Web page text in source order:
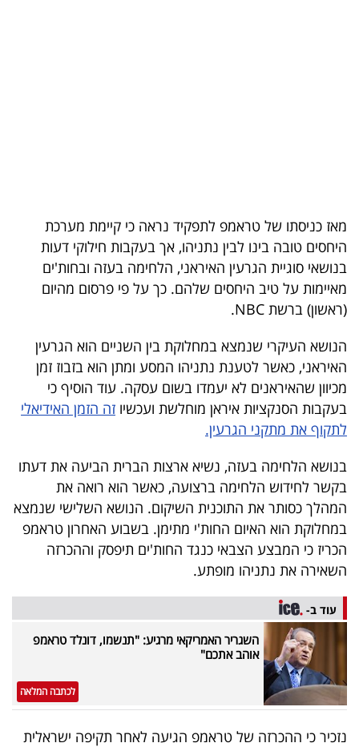
5
המילון
הכלכלי
פודקאסט
40
UNDER
40
שיתופי
פעולה
דרושים
ניוזלטרים
מייל
אדום
מאז כניסתו של טראמפ לתפקיד נראה כי קיימת מערכת
היחסים טובה בינו לבין נתניהו, אך בעקבות חילוקי דעות
בנושאי סוגיית הגרעין האיראני, הלחימה בעזה ובחות'ים
מאיימות על טיב היחסים שלהם. כך על פי פרסום מהיום
(ראשון) ברשת NBC.
הנושא העיקרי שנמצא במחלוקת בין השניים הוא הגרעין
האיראני, כאשר לטענת נתניהו המסע ומתן הוא בזבוז זמן
מכיוון שהאיראנים לא יעמדו בשום עסקה. עוד הוסיף כי
בעקבות הסנקציות איראן מוחלשת ועכשיו זה הזמן האידיאלי
לתקוף את מתקני הגרעין.
בנושא הלחימה בעזה, נשיא ארצות הברית הביעה את דעתו
בקשר לחידוש הלחימה ברצועה, כאשר הוא רואה את
המהלך כסותר את התוכנית השיקום. הנושא השלישי שנמצא
במחלוקת הוא האיום החות'י מתימן. בשבוע האחרון טראמפ
הכריז כי המבצע הצבאי כנגד החות'ים תיפסק וההכרזה
השאירה את נתניהו מופתע.
עוד ב-
השגריר האמריקאי מרגיע: "תנשמו, דונלד טראמפ
אוהב אתכם"
לכתבה המלאה
נזכיר כי ההכרזה של טראמפ הגיעה לאחר תקיפה ישראלית